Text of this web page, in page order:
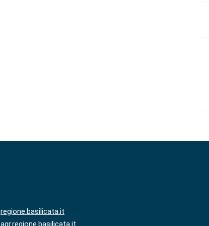
regione.basilicata.it
agr.regione.basilicata.it